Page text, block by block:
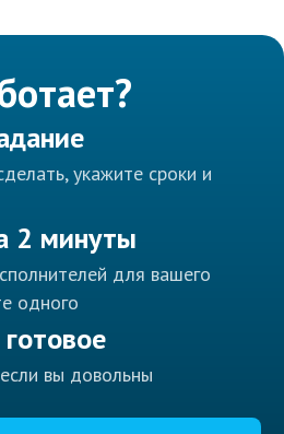
укажите сроки и
2 минуты
для вашего
одного
вы довольны